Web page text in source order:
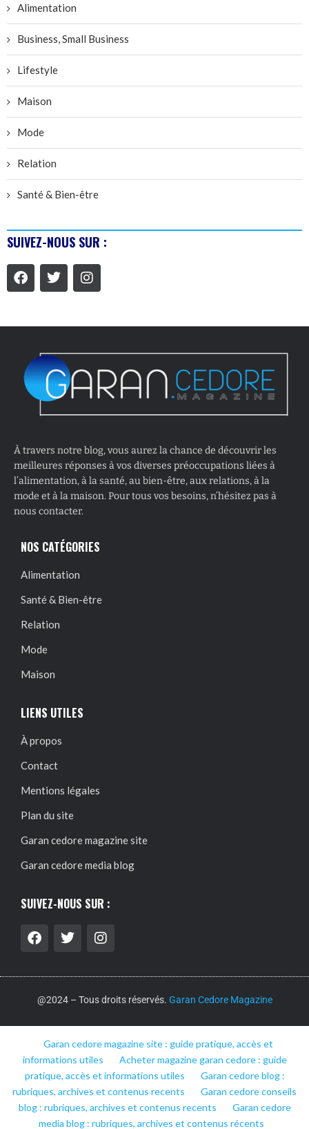
Alimentation
Business, Small Business
Lifestyle
Maison
Mode
Relation
Santé & Bien-être
SUIVEZ-NOUS SUR :
À travers notre blog, vous aurez la chance de découvrir les
meilleures réponses à vos diverses préoccupations liées à
l’alimentation, à la santé, au bien-être, aux relations, à la
mode et à la maison. Pour tous vos besoins, n’hésitez pas à
nous contacter.
NOS CATÉGORIES
Alimentation
Santé & Bien-être
Relation
Mode
Maison
LIENS UTILES
À propos
Contact
Mentions légales
Plan du site
Garan cedore magazine site
Garan cedore media blog
SUIVEZ-NOUS SUR :
@2024 – Tous droits réservés. Garan Cedore Magazine
Garan cedore magazine site : guide pratique, accès et
informations utiles
Acheter magazine garan cedore : guide
pratique, accès et informations utiles
Garan cedore blog :
rubriques, archives et contenus recents
Garan cedore conseils
blog : rubriques, archives et contenus recents
Garan cedore
media blog : rubriques, archives et contenus récents